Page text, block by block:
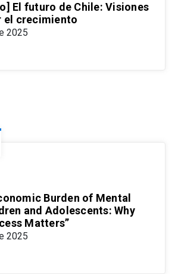
El futuro de Chile: Visiones
el crecimiento
2025
Burden of Mental
and Adolescents: Why
Matters”
2025